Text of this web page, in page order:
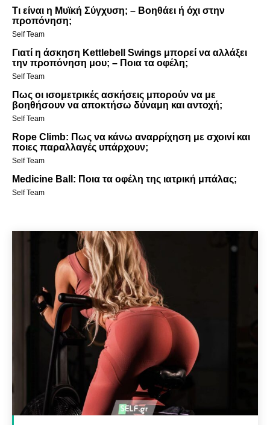
Τι είναι η Μυϊκή Σύγχυση; – Βοηθάει ή όχι στην
προπόνηση;
Self Team
Γιατί η άσκηση Kettlebell Swings μπορεί να αλλάξει
την προπόνηση μου; – Ποια τα οφέλη;
Self Team
Πως οι ισομετρικές ασκήσεις μπορούν να με
βοηθήσουν να αποκτήσω δύναμη και αντοχή;
Self Team
Rope Climb: Πως να κάνω αναρρίχηση με σχοινί και
ποιες παραλλαγές υπάρχουν;
Self Team
Medicine Ball: Ποια τα οφέλη της ιατρική μπάλας;
Self Team